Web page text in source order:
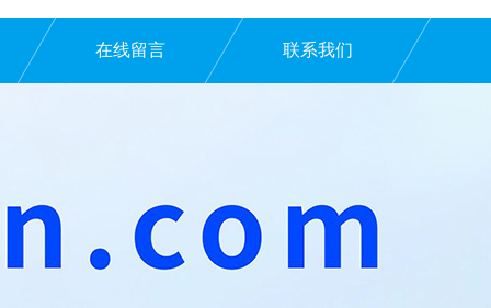
在线留言 联系我们